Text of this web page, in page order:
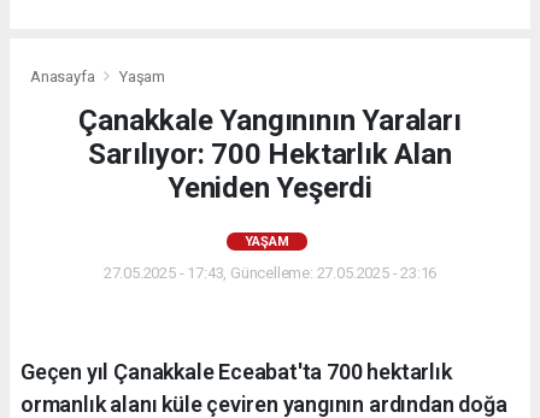
Anasayfa Yaşam
Çanakkale Yangınının Yaraları
Sarılıyor: 700 Hektarlık Alan
Yeniden Yeşerdi
YAŞAM
27.05.2025 - 17:43, Güncelleme: 27.05.2025 - 23:16
Geçen yıl Çanakkale Eceabat'ta 700 hektarlık
ormanlık alanı küle çeviren yangının ardından doğa